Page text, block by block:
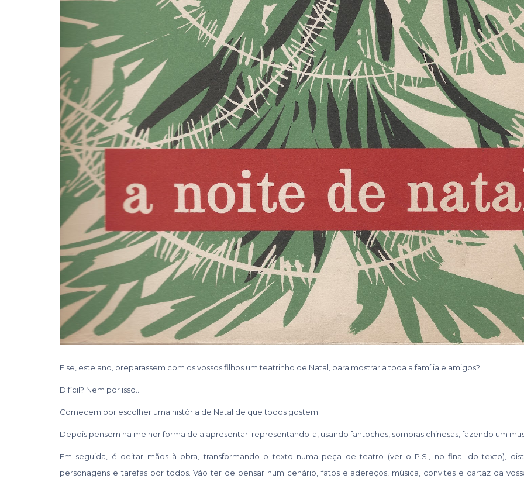
E se, este ano, preparassem com os vossos filhos um teatrinho de Natal, para mostrar a toda a família e amigos?
Difícil? Nem por isso…
Comecem por escolher uma história de Natal de que todos gostem.
Depois pensem na melhor forma de a apresentar: representando-a, usando fantoches, sombras chinesas, fazendo um
Em seguida, é deitar mãos à obra, transformando o texto numa peça de teatro (ver o P.S., no final do texto),
personagens e tarefas por todos. Vão ter de pensar num cenário, fatos e adereços, música, convites e cartaz da